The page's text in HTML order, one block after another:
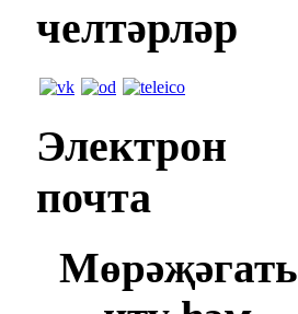
челтәрләр
Электрон
почта
Мөрәҗәгать